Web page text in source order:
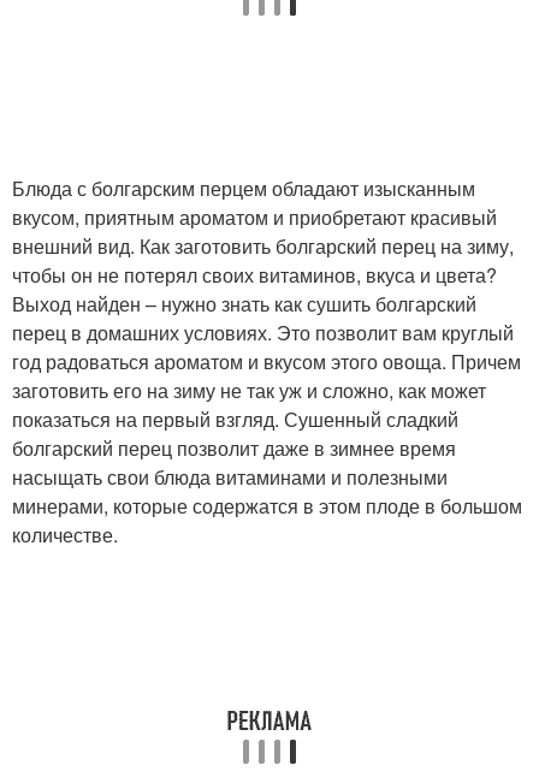
Блюда с болгарским перцем обладают изысканным
вкусом, приятным ароматом и приобретают красивый
внешний вид. Как заготовить болгарский перец на зиму,
чтобы он не потерял своих витаминов, вкуса и цвета?
Выход найден – нужно знать как сушить болгарский
перец в домашних условиях. Это позволит вам круглый
год радоваться ароматом и вкусом этого овоща. Причем
заготовить его на зиму не так уж и сложно, как может
показаться на первый взгляд. Сушенный сладкий
болгарский перец позволит даже в зимнее время
насыщать свои блюда витаминами и полезными
минерами, которые содержатся в этом плоде в большом
количестве.